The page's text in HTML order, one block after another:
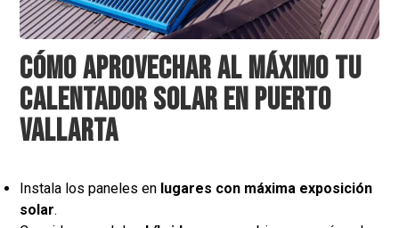
Cómo aprovechar al máximo tu
calentador solar en Puerto
Vallarta
Instala los paneles en lugares con máxima exposición
solar.